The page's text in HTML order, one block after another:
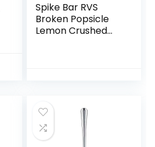
Spike Bar RVS
Broken Popsicle
Lemon Crushed
Popsicle
Bartender Bar
Tool(02)